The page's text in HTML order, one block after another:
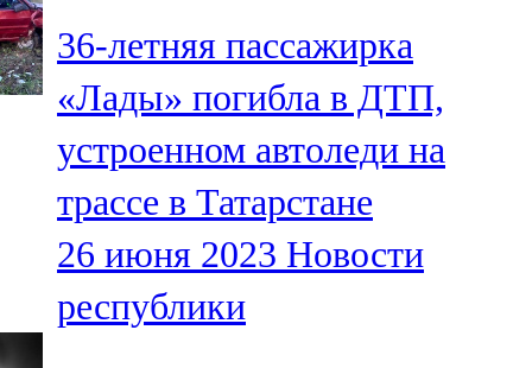
106,1 FM
Кама тамагы
71,51 FM
Кукмара
107,9 FM
Лениногорский
36-летняя пассажирка
«Лады» погибла в ДТП,
устроенном автоледи на
трассе в Татарстане
26 июня 2023 Новости
республики